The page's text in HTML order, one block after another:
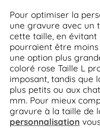
Pour optimiser la
une gravure avec un
cette taille, en évitant
pourraient être moins
une option plus
coloré rose Taille L
imposant, tandis que
plus petits ou aux
mm. Pour mieux
gravure à la taille de
personnalisation